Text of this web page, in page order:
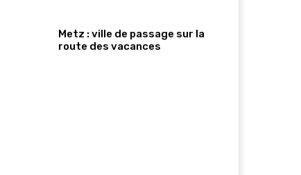
Metz : ville de passage sur la
route des vacances